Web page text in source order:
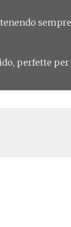
perfette